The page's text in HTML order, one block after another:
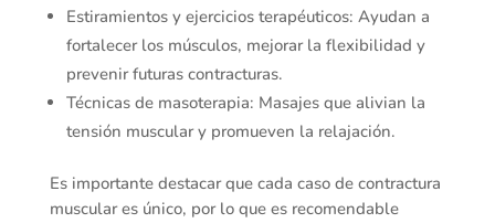
Estiramientos y ejercicios terapéuticos: Ayudan a
fortalecer los músculos, mejorar la flexibilidad y
prevenir futuras contracturas.
Técnicas de masoterapia: Masajes que alivian la
tensión muscular y promueven la relajación.
Es importante destacar que cada caso de contractura
muscular es único, por lo que es recomendable